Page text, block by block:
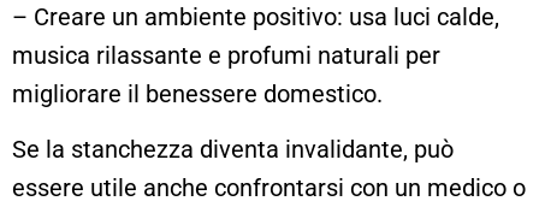
– Creare un ambiente positivo: usa luci calde,
musica rilassante e profumi naturali per
migliorare il benessere domestico.
Se la stanchezza diventa invalidante, può
essere utile anche confrontarsi con un medico o